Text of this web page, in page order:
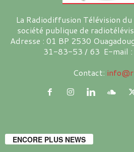
La Radiodiffusion Télévision
société publique de
Adresse : 01 BP 2530
31-83-53 / 63 E-mail
Contact:
ENCORE PLUS NEWS